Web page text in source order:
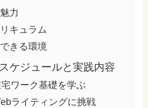
力
キュラム
きる環境
ケジュールと実践内容
ワーク基礎を学ぶ
ライティングに挑戦